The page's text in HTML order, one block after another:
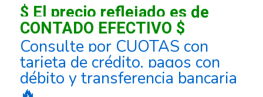
$ El precio reflejado es de
CONTADO EFECTIVO $
Consulte por CUOTAS con
tarjeta de crédito, pagos con
débito y transferencia bancaria